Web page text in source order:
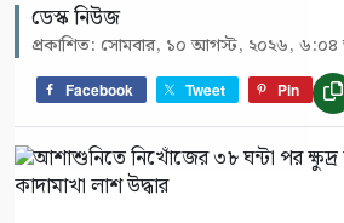
ডেস্ক নিউজ
প্রকাশিত: সোমবার, ১০ আগস্ট, ২০২৬, ৬:০৪
Facebook Tweet Pin